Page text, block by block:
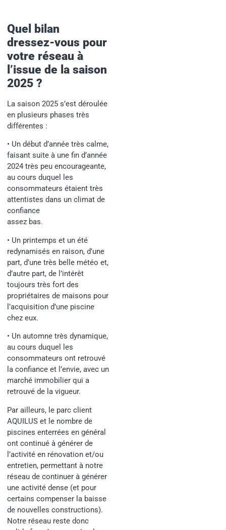
Quel bilan
dressez-vous pour
votre réseau à
l’issue de la saison
2025 ?
La saison 2025 s’est déroulée
en plusieurs phases très
différentes :
• Un début d’année très calme,
faisant suite à une fin d’année
2024 très peu encourageante,
au cours duquel les
consommateurs étaient très
attentistes dans un climat de
confiance
assez bas.
• Un printemps et un été
redynamisés en raison, d’une
part, d’une très belle météo et,
d’autre part, de l’intérêt
toujours très fort des
propriétaires de maisons pour
l’acquisition d’une piscine
chez eux.
• Un automne très dynamique,
au cours duquel les
consommateurs ont retrouvé
la confiance et l’envie, avec un
marché immobilier qui a
retrouvé de la vigueur.
Par ailleurs, le parc client
AQUILUS et le nombre de
piscines enterrées en général
ont continué à générer de
l’activité en rénovation et/ou
entretien, permettant à notre
réseau de continuer à générer
une activité dense (et pour
certains compenser la baisse
de nouvelles constructions).
Notre réseau reste donc